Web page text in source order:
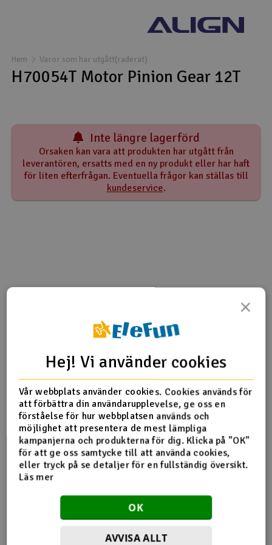
Drönare
Drönare för FPV
Helikopter
Kamerautrustning
Modellbygg- och byggsatser
Radioutrustning
Raketer
Scooter & elfordon
Smarthem, lek och hobby
Solenergi
Verktyg, utrustning och tillbehör
Hem Varor som har utgått(raderat)
H70054T Motor Pinion Gear 12T
Inte längre lagerförd
Orsaken kan vara att produkten har utgått från
leverantören, ersatts med en ny produkt eller har haft
för liten efterfrågan. Eventuella frågor kan ställas till
kundeservice.
Tipsa en vän Recensioner
Produktinformation
H70054T Motor Pinion Gear 12T
Fler detaljer
Produkten är
förknippad med
×
Hej! Vi använder cookies
Vår webbplats använder cookies. Cookies används för
att förbättra din användarupplevelse, ge oss en
förståelse för hur webbplatsen används och
möjlighet att presentera de mest lämpliga
kampanjerna och produkterna för dig. Klicka på "OK"
för att ge oss samtycke till att använda cookies,
eller tryck på se detaljer för en fullständig översikt.
Läs mer
OK
AVVISA ALLT